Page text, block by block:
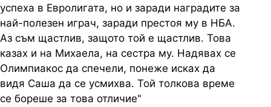
успеха в Евролигата, но и заради наградите за
най-полезен играч, заради престоя му в НБА.
Аз съм щастлив, защото той е щастлив. Това
казах и на Михаела, на сестра му. Надявах се
Олимпиакос да спечели, понеже исках да
видя Саша да се усмихва. Той толкова време
се бореше за това отличие"